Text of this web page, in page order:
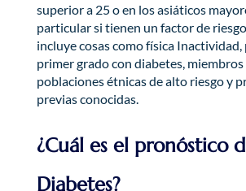
superior a 25 o en los asiáticos
particular si tienen un factor de
incluye cosas como física
primer grado con diabetes, miembros
poblaciones étnicas de alto riesgo y
previas conocidas.
¿Cuál es el pronóstico
Diabetes?